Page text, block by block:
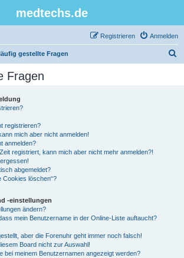
medtechs.de
Anmelden
Registrieren
gestellte Fragen
Fragen
registrieren?
mich aber nicht anmelden!
anmelden?
registriert, kann mich aber nicht mehr anmelden?!
abgemeldet?
Cookies löschen“?
-einstellungen
ändern?
mein Benutzername in der Online-Liste auftaucht?
aber die Forenuhr geht immer noch falsch!
Board nicht zur Auswahl!
bei meinem Benutzernamen angezeigt werden?